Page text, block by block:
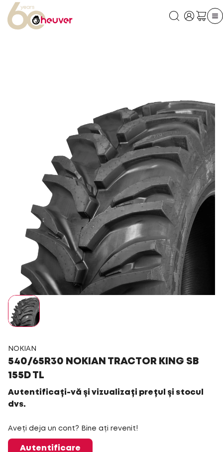
NOKIAN
540/65R30 NOKIAN TRACTOR KING SB
155D TL
Autentificați-vă și vizualizați prețul și stocul
dvs.
Aveți deja un cont? Bine ați revenit!
Autentificare